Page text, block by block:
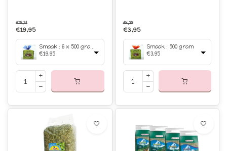
€25,74
€19,95
Smaak : 6 x 500 gram (extra voordelig!)
€19,95
€4,29
€3,95
Smaak : 500 gram
€3,95